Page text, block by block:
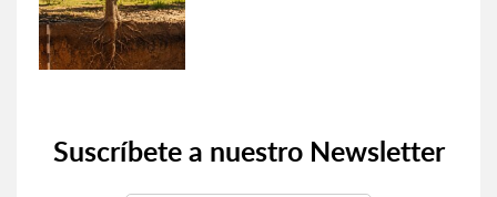
Suscríbete a nuestro Newsletter